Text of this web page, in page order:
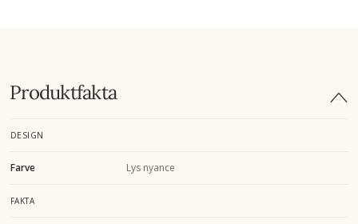
Produktfakta
DESIGN
Farve Lys nyance
FAKTA